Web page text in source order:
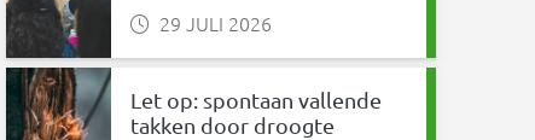
29 JULI 2026
Let op: spontaan vallende
takken door droogte